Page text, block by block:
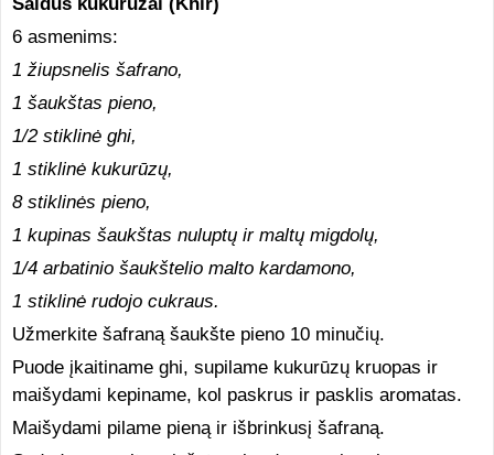
6 asmenims:
1 žiupsnelis šafrano,
1 šaukštas pieno,
1/2 stiklinė ghi,
1 stiklinė kukurūzų,
8 stiklinės pieno,
1 kupinas šaukštas nuluptų ir maltų migdolų,
1/4 arbatinio šaukštelio malto kardamono,
1 stiklinė rudojo cukraus.
Užmerkite šafraną šaukšte pieno 10 minučių.
Puode įkaitiname ghi, supilame kukurūzų kruopas ir
maišydami kepiname, kol paskrus ir pasklis aromatas.
Maišydami pilame pieną ir išbrinkusį šafraną.